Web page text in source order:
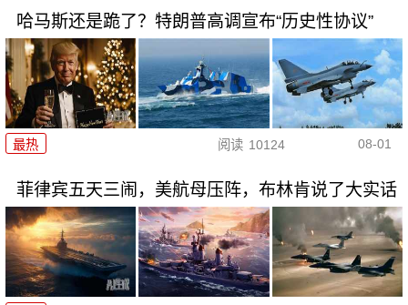
哈马斯还是跪了？特朗普高调宣布“历史性协议”
最热 阅读 10124 08-01
菲律宾五天三闹，美航母压阵，布林肯说了大实话